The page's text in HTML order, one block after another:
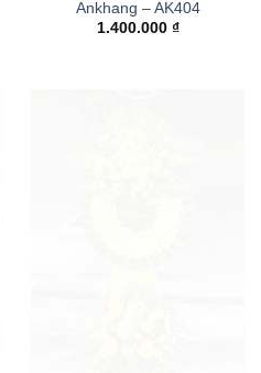
Ankhang – AK404
1.400.000 ₫